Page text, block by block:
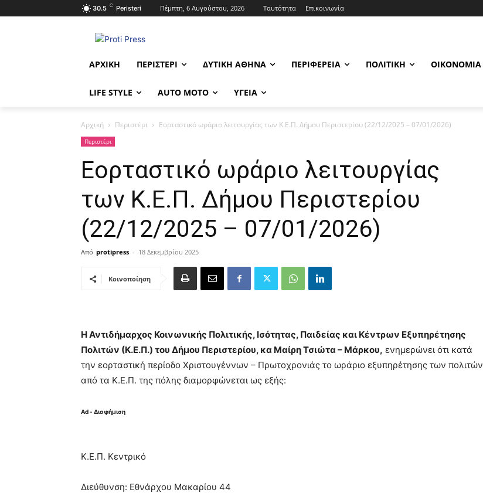
30.5 C Peristeri Πέμπτη, 6 Αυγούστου, 2026 Ταυτότητα Επικοινωνία
ΑΡΧΙΚΉ ΠΕΡΙΣΤΈΡΙ ΔΥΤΙΚΉ ΑΘΉΝΑ ΠΕΡΙΦΈΡΕΙΑ ΠΟΛΙΤΙΚΉ ΟΙΚΟΝΟΜΊΑ
LIFE STYLE AUTO MOTO ΥΓΕΊΑ
Αρχική Περιστέρι Εορταστικό ωράριο λειτουργίας των Κ.Ε.Π. Δήμου Περιστερίου (22/12/2025 – 07/01/2026)
Περιστέρι
Εορταστικό ωράριο λειτουργίας
των Κ.Ε.Π. Δήμου Περιστερίου
(22/12/2025 – 07/01/2026)
Από protipress - 18 Δεκεμβρίου 2025
Κοινοποίηση
Η Αντιδήμαρχος Κοινωνικής Πολιτικής, Ισότητας, Παιδείας και Κέντρων Εξυπηρέτησης
Πολιτών (Κ.Ε.Π.) του Δήμου Περιστερίου, κα Μαίρη Τσιώτα – Μάρκου, ενημερώνει ότι κατά
την εορταστική περίοδο Χριστουγέννων – Πρωτοχρονιάς το ωράριο εξυπηρέτησης των πολιτών
από τα Κ.Ε.Π. της πόλης διαμορφώνεται ως εξής:
Ad - Διαφήμιση
Κ.Ε.Π. Κεντρικό
Διεύθυνση: Εθνάρχου Μακαρίου 44